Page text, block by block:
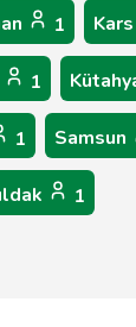
1 Kars
1
1 Samsun
1